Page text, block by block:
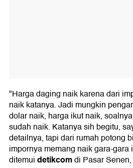
"Harga daging naik karena dari
naik katanya. Jadi mungkin
dolar naik, harga ikut naik,
sudah naik. Katanya sih begitu,
detailnya, tapi dari rumah potong
impornya memang naik gara-
ditemuidetikcomdi Pasar